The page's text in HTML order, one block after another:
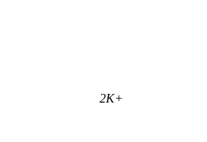
2K+